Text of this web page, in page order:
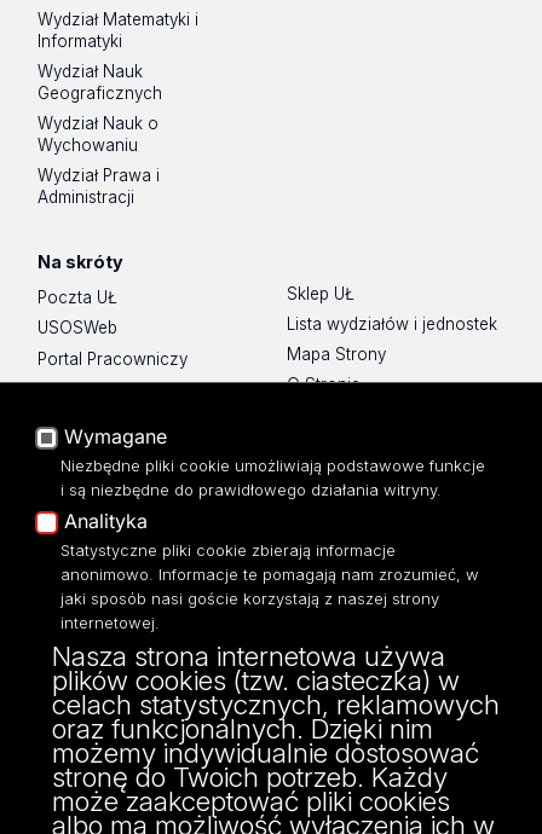
Wydział Matematyki i
Informatyki
Wydział Nauk
Geograficznych
Wydział Nauk o
Wychowaniu
Wydział Prawa i
Administracji
Na skróty
Poczta UŁ
USOSWeb
Portal Pracowniczy
Baza Aktów Własnych
Moodle
Eksperci UŁ
Polityka Prywatności
Dostępność
Sklep UŁ
Lista wydziałów i jednostek
Mapa Strony
O Stronie
ul. Narutowicza 68, 90-136 Łódź
NIP: 724 000 32 43
Adres do doręczeń elektronicznych (ADE):
AE:PL-74796-17640-IHHIV-17
KONTAKT
Wymagane
Niezbędne pliki cookie umożliwiają podstawowe funkcje
i są niezbędne do prawidłowego działania witryny.
Analityka
Statystyczne pliki cookie zbierają informacje
anonimowo. Informacje te pomagają nam zrozumieć, w
jaki sposób nasi goście korzystają z naszej strony
internetowej.
Nasza strona internetowa używa
plików cookies (tzw. ciasteczka) w
celach statystycznych, reklamowych
oraz funkcjonalnych. Dzięki nim
możemy indywidualnie dostosować
stronę do Twoich potrzeb. Każdy
może zaakceptować pliki cookies
albo ma możliwość wyłączenia ich w